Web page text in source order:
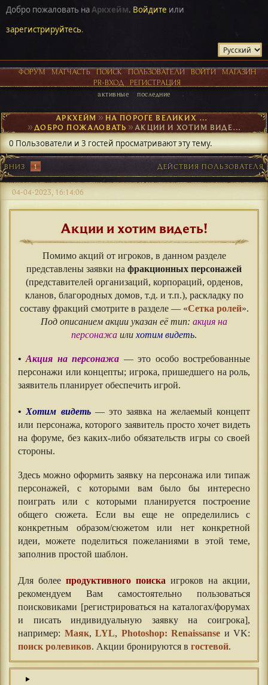
Добро пожаловать наАркхейм. Войдите или
зарегистрируйтесь.
ФОРУМ МАТЧАСТЬ ПОИСК ПОЛЬЗОВАТЕЛИ ВОЙТИ
МАГАЗИН
PR-ВХОД
РЕГИСТРАЦИЯ
активные последние
АРКХЕЙМ► НА ПОРОГЕ ВЕЛИКИХ ОТКРЫТИЙ
►ДОБРО ПОЖАЛОВАТЬ ► АКЦИИ И ХОТИМ ВИДЕТЬ
0 Пользователи и 3 гостей просматривают эту тему.
ВНИЗ 1 ДЕЙСТВИЯ ПОЛЬЗОВАТЕЛЯ
04-04-2023, 16:14:06
Акции и хотим видеть!
Помимо акций от игроков, в данном разделе
представлены заявки на фракционных персонажей
(представителей организаций, корпораций, орденов,
кланов, благородных домов, т.д. и т.п.), раскладку по
составу фракций смотрите в разделе — «Сетка ролей».
Под описанием акции указан её тип: акция на
персонажа или хотим видеть.
•Акция на персонажа — это особо востребованные
персонажи или концепты; игрока, пришедшего на роль,
заявитель планирует обеспечить игрой.
•Хотим видеть— это заявка на желаемый концепт
или персонажа, которого заявитель просто хочет видеть
на форуме, без каких-либо обязательств игры со своей
стороны.
Здесь можно оформить заявку на персонажа или типаж
персонажей, с которыми вам было бы интересно
поиграть или с которыми планируется построение
общего сюжета. Если вы еще не определились с
конкретным образом/сюжетом или нет конкретной
идеи, можете поделиться пожеланиями в этой теме,
заполнив простой шаблон.⠀
Для более продуктивного поиска игроков на акции,
рекомендуем Вам самостоятельно пользоваться
поисковиками [регистрироваться на каталогах/форумах
и писать индивидуальную заявку на соигрока],
например: Маяк, LYL, Photoshop: Renaissanse и VK:
поиск ролевиков. Акции бронируются в гостевой.